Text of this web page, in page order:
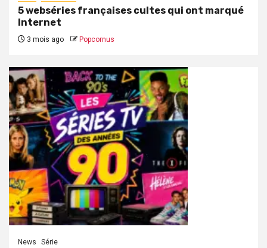
5 webséries françaises cultes qui ont marqué
Internet
3 mois ago Popcornus
News Série